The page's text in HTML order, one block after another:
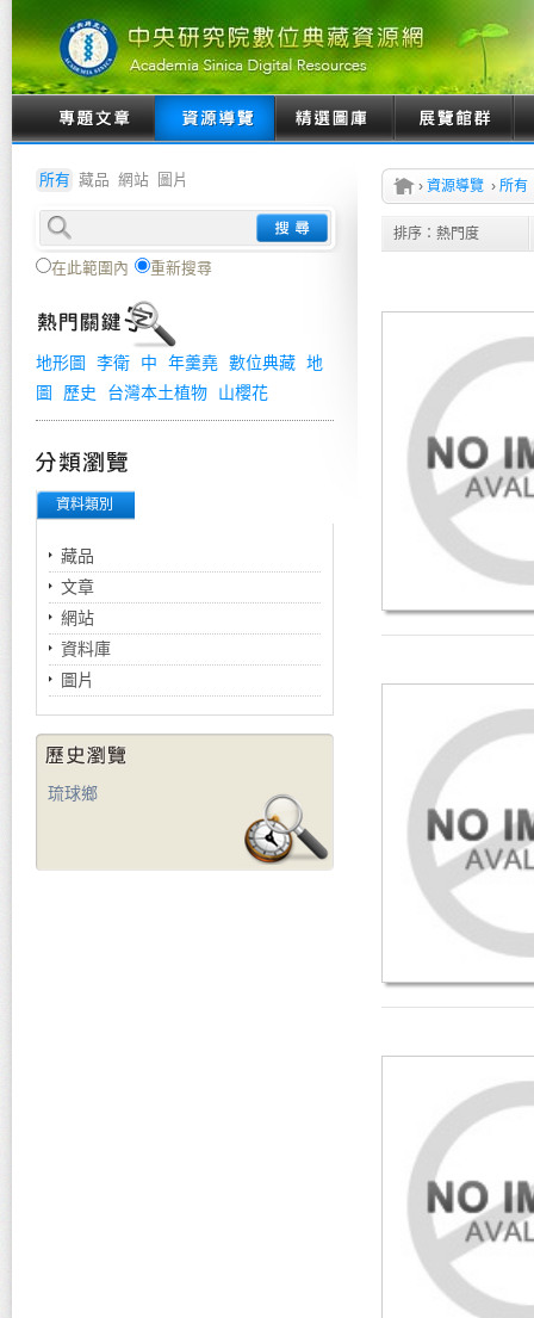
所有 藏品 網站 圖片
在此範圍內 重新搜尋
地形圖 李衛 中 年羹堯 數位典藏 地
圖
歷史 台灣本土植物 山櫻花
資料類別
藏品
文章
網站
資料庫
圖片
琉球鄉
› 資源導覽 › 所有
排序： 熱門度